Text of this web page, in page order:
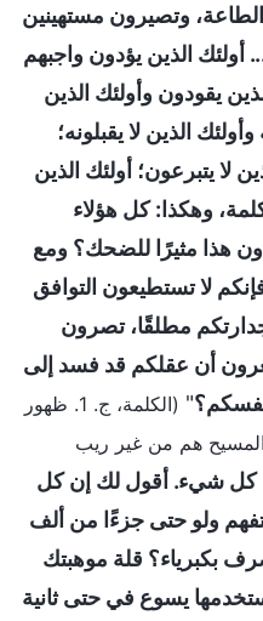
وتصيرون مستهينين
أولئك الذين يؤدون واجبهم
يقودون وأولئك الذين
الذين لا يقبلونه؛
لا يتبرعون؛ أولئك الذين
وهكذا: كل هؤلاء
هذا مثيرًا للضحك؟ ومع
لا تستطيعون التوافق
جدارتكم مطلقًا، تصرون
أن عقلكم قد فسد إلى
"
(الكلمة، ج. 1. ظهور
المسيح هم من غير ريب
كل شيء. أقول لك إن كل
ولو حتى جزءًا من ألف
بكبرياء؟ قلة موهبتك
يسوع في حتى ثانية